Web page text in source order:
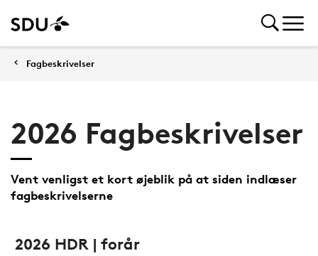
Fagbeskrivelser
2026 Fagbeskrivelser
Vent venligst et kort øjeblik på at siden indlæser
fagbeskrivelserne
2026 HDR | forår